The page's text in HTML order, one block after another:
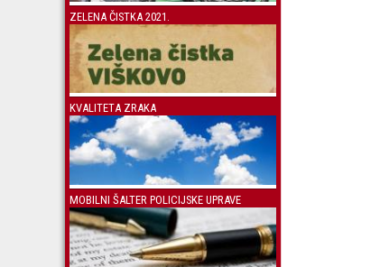
ZELENA ČISTKA 2021.
KVALITETA ZRAKA
MOBILNI ŠALTER POLICIJSKE UPRAVE